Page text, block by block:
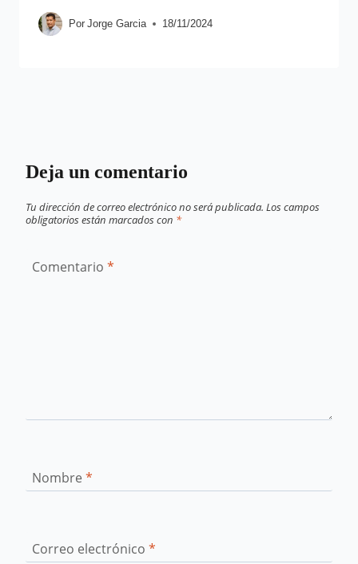
Por Jorge Garcia 18/11/2024
Deja un comentario
Tu dirección de correo electrónico no será publicada. Los campos
obligatorios están marcados con *
Comentario *
Nombre *
Correo electrónico *